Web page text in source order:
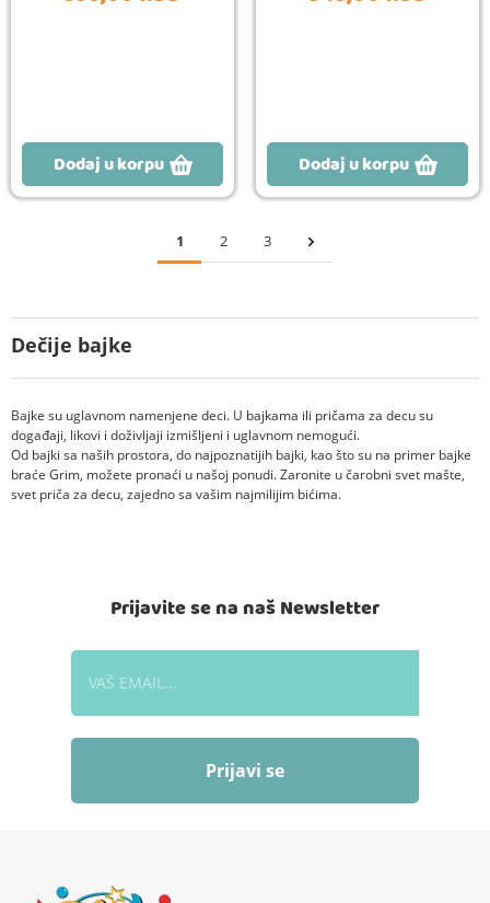
Dečije bajke
Bajke su uglavnom namenjene deci. U bajkama ili pričama za decu su
događaji, likovi i doživljaji izmišljeni i uglavnom nemogući.
Od bajki sa naših prostora, do najpoznatijih bajki, kao što su na primer bajke
braće Grim, možete pronaći u našoj ponudi. Zaronite u čarobni svet mašte,
svet priča za decu, zajedno sa vašim najmilijim bićima.
Dodaj u korpu Dodaj u korpu
1 2 3
Prijavite se na naš Newsletter
Prijavi se